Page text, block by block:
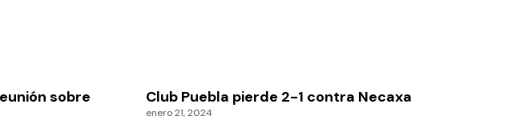
sobre
Club Puebla pierde 2-1 contra Necaxa
enero 21, 2024